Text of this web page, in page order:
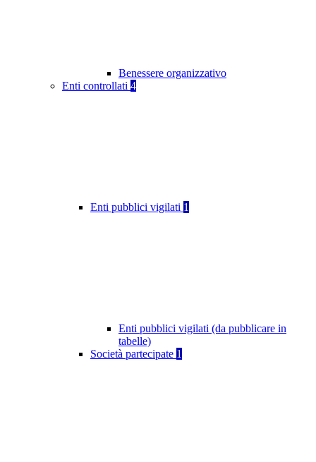
Benessere organizzativo
Enti controllati 4
Enti pubblici vigilati 1
Enti pubblici vigilati (da pubblicare in
tabelle)
Società partecipate 1